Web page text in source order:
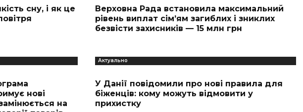
сну, і як це
Верховна Рада встановила максимальний
рівень виплат сім’ям загиблих і зниклих
безвісти захисників — 15 млн грн
нові
на
Актуально
У Данії повідомили про нові правила для
біженців: кому можуть відмовити у
прихистку